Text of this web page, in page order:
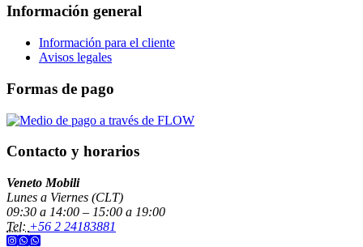
Información general
Información para el cliente
Avisos legales
Formas de pago
Contacto y horarios
Veneto Mobili
Lunes a Viernes (CLT)
09:30 a 14:00 – 15:00 a 19:00
Tel: +56 2 24183881